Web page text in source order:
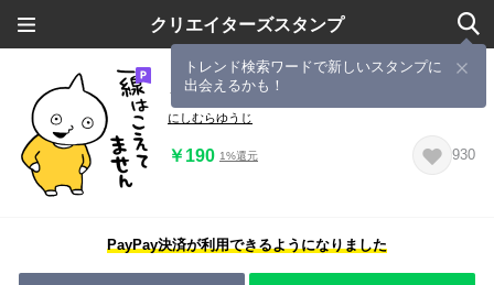
クリエイターズスタンプ
トレンド検索ワードで新しいスタンプに
出会えるかも！
うざめの生き物
にしむらゆうじ
￥190 1%還元 930
PayPay決済が利用できるようになりました